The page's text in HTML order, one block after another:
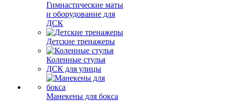
Гимнастические маты
и оборудование для
ДСК
Детские тренажеры
Коленные стулья
ДСК для улицы
Манекены для бокса